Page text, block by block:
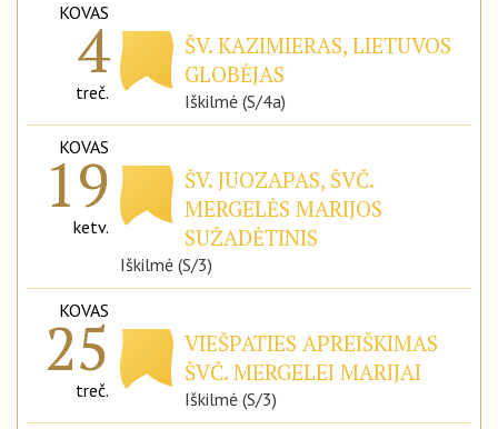
KOVAS
4
treč.
ŠV. KAZIMIERAS, LIETUVOS
GLOBĖJAS
Iškilmė (S/4a)
KOVAS
19
ketv.
ŠV. JUOZAPAS, ŠVČ.
MERGELĖS MARIJOS
SUŽADĖTINIS
Iškilmė (S/3)
KOVAS
25
treč.
VIEŠPATIES APREIŠKIMAS
ŠVČ. MERGELEI MARIJAI
Iškilmė (S/3)